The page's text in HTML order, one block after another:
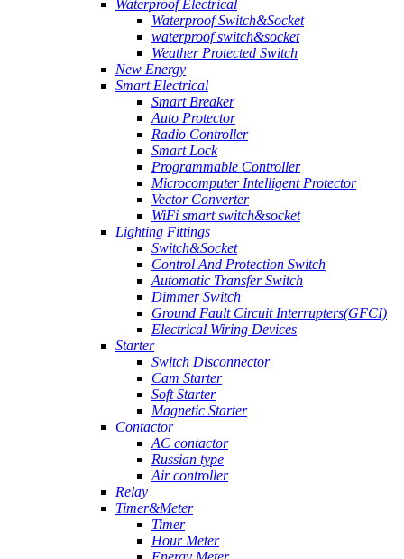
Waterproof Electrical
Waterproof Switch&Socket
waterproof switch&socket
Weather Protected Switch
New Energy
Smart Electrical
Smart Breaker
Auto Protector
Radio Controller
Smart Lock
Programmable Controller
Microcomputer Intelligent Protector
Vector Converter
WiFi smart switch&socket
Lighting Fittings
Switch&Socket
Control And Protection Switch
Automatic Transfer Switch
Dimmer Switch
Ground Fault Circuit Interrupters(GFCI)
Electrical Wiring Devices
Starter
Switch Disconnector
Cam Starter
Soft Starter
Magnetic Starter
Contactor
AC contactor
Russian type
Air controller
Relay
Timer&Meter
Timer
Hour Meter